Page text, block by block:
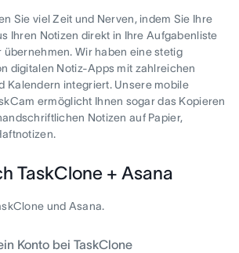
Sie viel Zeit und Nerven, indem Sie Ihre
Ihren Notizen direkt in Ihre Aufgabenliste
übernehmen. Wir haben eine stetig
digitalen Notiz-Apps mit zahlreichen
Kalendern integriert. Unsere mobile
ermöglicht Ihnen sogar das Kopieren
Notizen auf Papier,
TaskClone + Asana
und Asana.
Konto bei TaskClone